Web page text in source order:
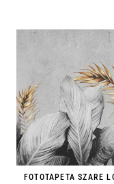
FOTOTAPETA SZARE